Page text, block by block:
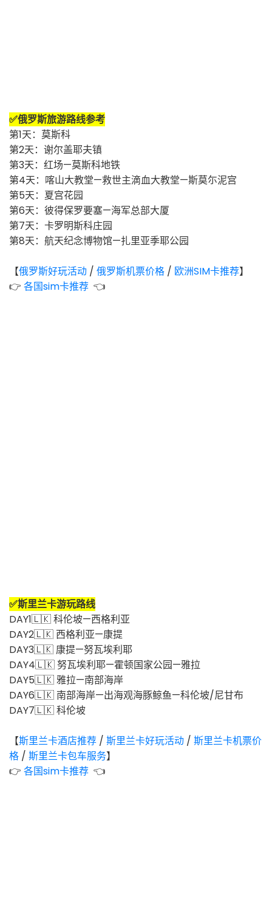
✅俄罗斯旅游路线参考
第1天：莫斯科
第2天：谢尔盖耶夫镇
第3天：红场—莫斯科地铁
第4天：喀山大教堂—救世主滴血大教堂—斯莫尓泥宫
第5天：夏宫花园
第6天：彼得保罗要塞—海军总部大厦
第7天：卡罗明斯科庄园
第8天：航天纪念博物馆—扎里亚季耶公园
【俄罗斯好玩活动 / 俄罗斯机票价格 / 欧洲SIM卡推荐】
👉 各国sim卡推荐 👈
✅斯里兰卡游玩路线
DAY1🇱🇰科伦坡—西格利亚
DAY2🇱🇰 西格利亚—康提
DAY3🇱🇰康提—努瓦埃利耶
DAY4🇱🇰努瓦埃利耶—霍顿国家公园—雅拉
DAY5🇱🇰雅拉—南部海岸
DAY6🇱🇰 南部海岸—出海观海豚鲸鱼—科伦坡/尼甘布
DAY7🇱🇰科伦坡
【斯里兰卡酒店推荐 / 斯里兰卡好玩活动 / 斯里兰卡机票价
格 / 斯里兰卡包车服务】
👉 各国sim卡推荐 👈